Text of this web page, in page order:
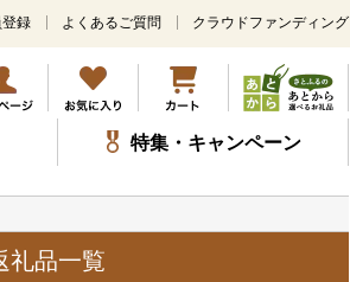
メ
ン
コ
ン
テ
ツ
キ
録 よくあるご質問 クラウドファンディング
特集・キャンペーン
礼品一覧